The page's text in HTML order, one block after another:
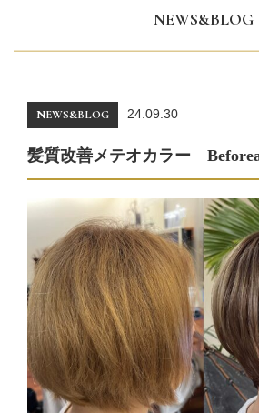
NEWS&BLOG
NEWS&BLOG 24.09.30
髪質改善メテオカラー